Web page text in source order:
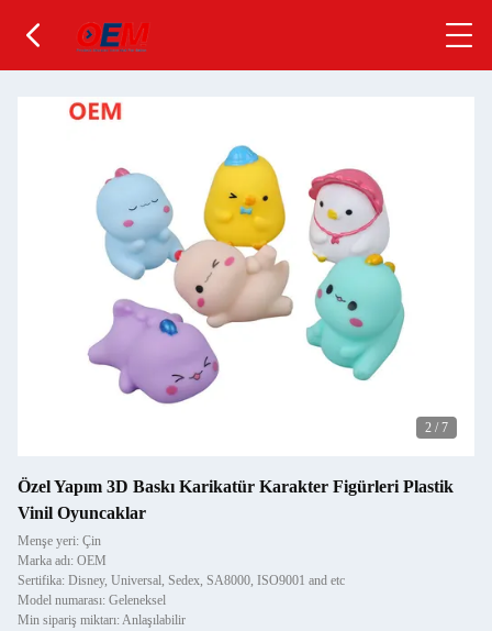
2 / 7
Özel Yapım 3D Baskı Karikatür Karakter Figürleri Plastik
Vinil Oyuncaklar
Menşe yeri: Çin
Marka adı: OEM
Sertifika: Disney, Universal, Sedex, SA8000, ISO9001 and etc
Model numarası: Geleneksel
Min sipariş miktarı: Anlaşılabilir